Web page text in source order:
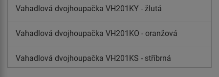
Vahadlová dvojhoupačka VH201KY - žlutá
Vahadlová dvojhoupačka VH201KO - oranžová
Vahadlová dvojhoupačka VH201KS - stříbrná